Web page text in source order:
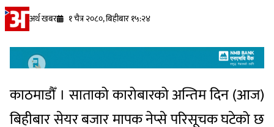
अर्थ खबर १ चैत्र २०८०, बिहीबार १५:२४
काठमाडौँ । साताको कारोबारको अन्तिम दिन (आज)
बिहीबार सेयर बजार मापक नेप्से परिसूचक घटेको छ